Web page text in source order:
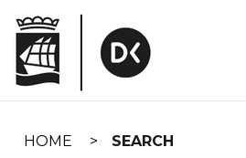
navigation
HOME SEARCH